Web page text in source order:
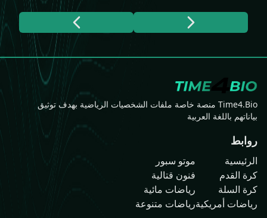
Time4.Bio منصة خاصة ملفات الشخصيات الرياضية بهدف توثيق
بياناتهم باللغة العربية
روابط
الرئيسية
كرة القدم
كرة السلة
رياضات أمريكية
موتو سبور
فنون قتالية
رياضات مائية
رياضات متنوعة